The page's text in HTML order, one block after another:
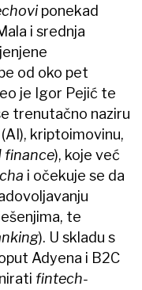
ponekad
i srednja
od oko pet
je Igor Pejić te
trenutačno naziru
kriptoimovinu,
finance), koje već
i očekuje se da
te
). U skladu s
Adyena i B2C
fintech-